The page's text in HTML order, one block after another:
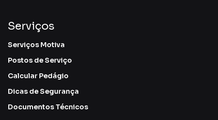
Serviços
Serviços Motiva
Postos de Serviço
Calcular Pedágio
Dicas de Segurança
Documentos Técnicos